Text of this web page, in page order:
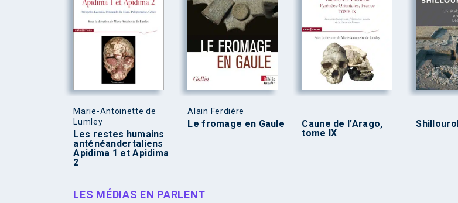
Marie-Antoinette de
Lumley
Les restes humains
anténéandertaliens
Apidima 1 et Apidima
2
Alain Ferdière
Le fromage en Gaule
Caune de l’Arago,
tome IX
LES MÉDIAS EN PARLENT